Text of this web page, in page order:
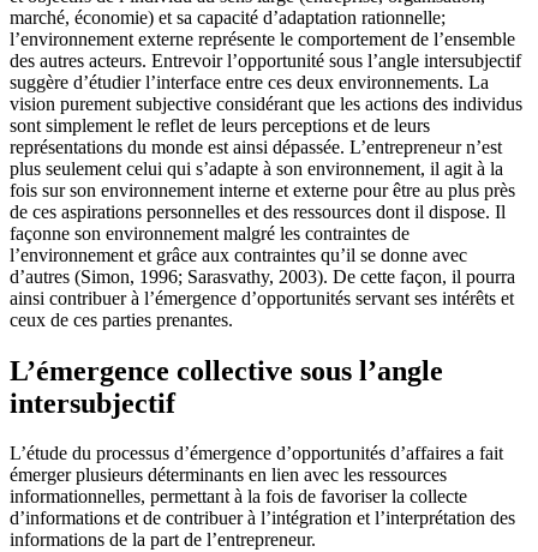
marché, économie) et sa capacité d’adaptation rationnelle;
l’environnement externe représente le comportement de l’ensemble
des autres acteurs. Entrevoir l’opportunité sous l’angle intersubjectif
suggère d’étudier l’interface entre ces deux environnements. La
vision purement subjective considérant que les actions des individus
sont simplement le reflet de leurs perceptions et de leurs
représentations du monde est ainsi dépassée. L’entrepreneur n’est
plus seulement celui qui s’adapte à son environnement, il agit à la
fois sur son environnement interne et externe pour être au plus près
de ces aspirations personnelles et des ressources dont il dispose. Il
façonne son environnement malgré les contraintes de
l’environnement et grâce aux contraintes qu’il se donne avec
d’autres (Simon, 1996; Sarasvathy, 2003). De cette façon, il pourra
ainsi contribuer à l’émergence d’opportunités servant ses intérêts et
ceux de ces parties prenantes.
L’émergence collective sous l’angle
intersubjectif
L’étude du processus d’émergence d’opportunités d’affaires a fait
émerger plusieurs déterminants en lien avec les ressources
informationnelles, permettant à la fois de favoriser la collecte
d’informations et de contribuer à l’intégration et l’interprétation des
informations de la part de l’entrepreneur.